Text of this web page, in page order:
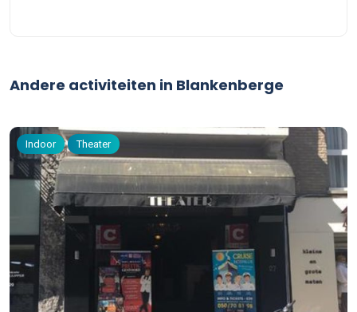
Andere activiteiten in Blankenberge
Indoor Theater